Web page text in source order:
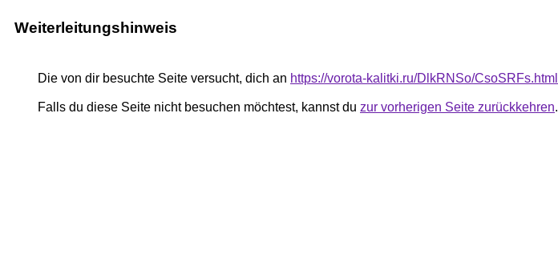
Weiterleitungshinweis
Die von dir besuchte Seite versucht, dich an https://vorota-kalitki.ru/DlkRNSo/CsoSRFs.html
Falls du diese Seite nicht besuchen möchtest, kannst du zur vorherigen Seite zurückkehren.